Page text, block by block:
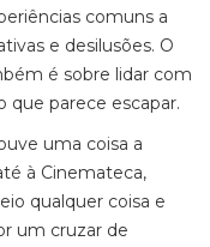
comuns a
e desilusões. O
é sobre lidar com
que parece escapar.
uma coisa a
à Cinemateca,
qualquer coisa e
um cruzar de